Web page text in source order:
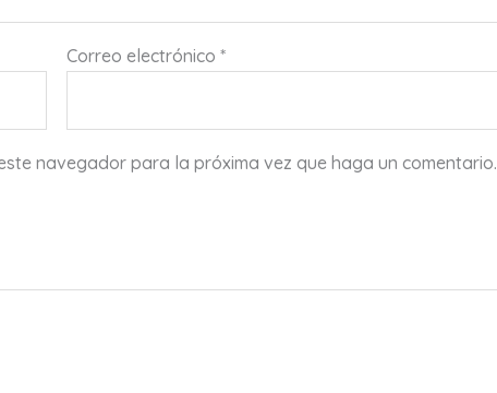
Correo electrónico*
navegador para la próxima vez que haga un comentario.